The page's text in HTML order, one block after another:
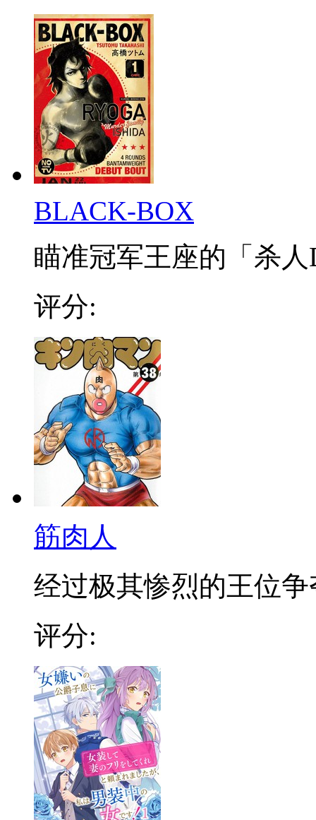
BLACK-BOX
瞄准冠军王座的「杀
评分:
筋肉人
经过极其惨烈的王位争
评分: